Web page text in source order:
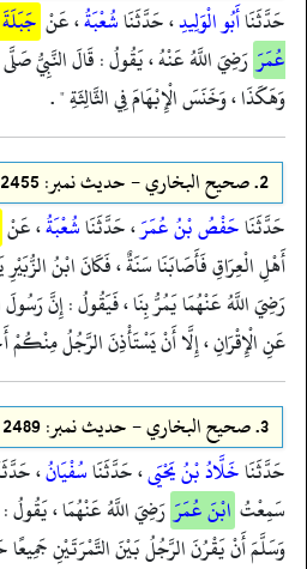
حَدَّثَنَاأَبُو الْوَلِيدِ، حَدَّثَنَاشُعْبَةُ، عَنْ
عُمَرَ رَضِيَ اللَّهُ عَنْهُ ، يَقُولُ : قَالَ النَّبِيُّ
وَهَكَذَا ، وَخَنَسَ الْإِبْهَامَ فِي الثَّالِثَةِ " .
2. صحيح البخاري - حدیث نمبر: 2455
حَدَّثَنَاحَفْصُ بْنُ عُمَرَ، حَدَّثَنَاشُعْبَةُ، عَنْ
أَهْلِ الْعِرَاقِ فَأَصَابَنَا سَنَةٌ ، فَكَانَ ابْنُ الزُّبَيْرِ
رَضِيَ اللَّهُ عَنْهُمَا يَمُرُّ بِنَا ، فَيَقُولُ : إِنَّ
عَنِ الْإِقْرَانِ ، إِلَّا أَنْ يَسْتَأْذِنَ الرَّجُلُ مِنْكُمْ
3. صحيح البخاري - حدیث نمبر: 2489
حَدَّثَنَاخَلَّادُ بْنُ يَحْيَى، حَدَّثَنَاسُفْيَانُ،
سَمِعْتُ ابْنَ عُمَرَ رَضِيَ اللَّهُ عَنْهُمَا ، يَقُولُ
وَسَلَّمَ أَنْ يَقْرُنَ الرَّجُلُ بَيْنَ التَّمْرَتَيْنِ